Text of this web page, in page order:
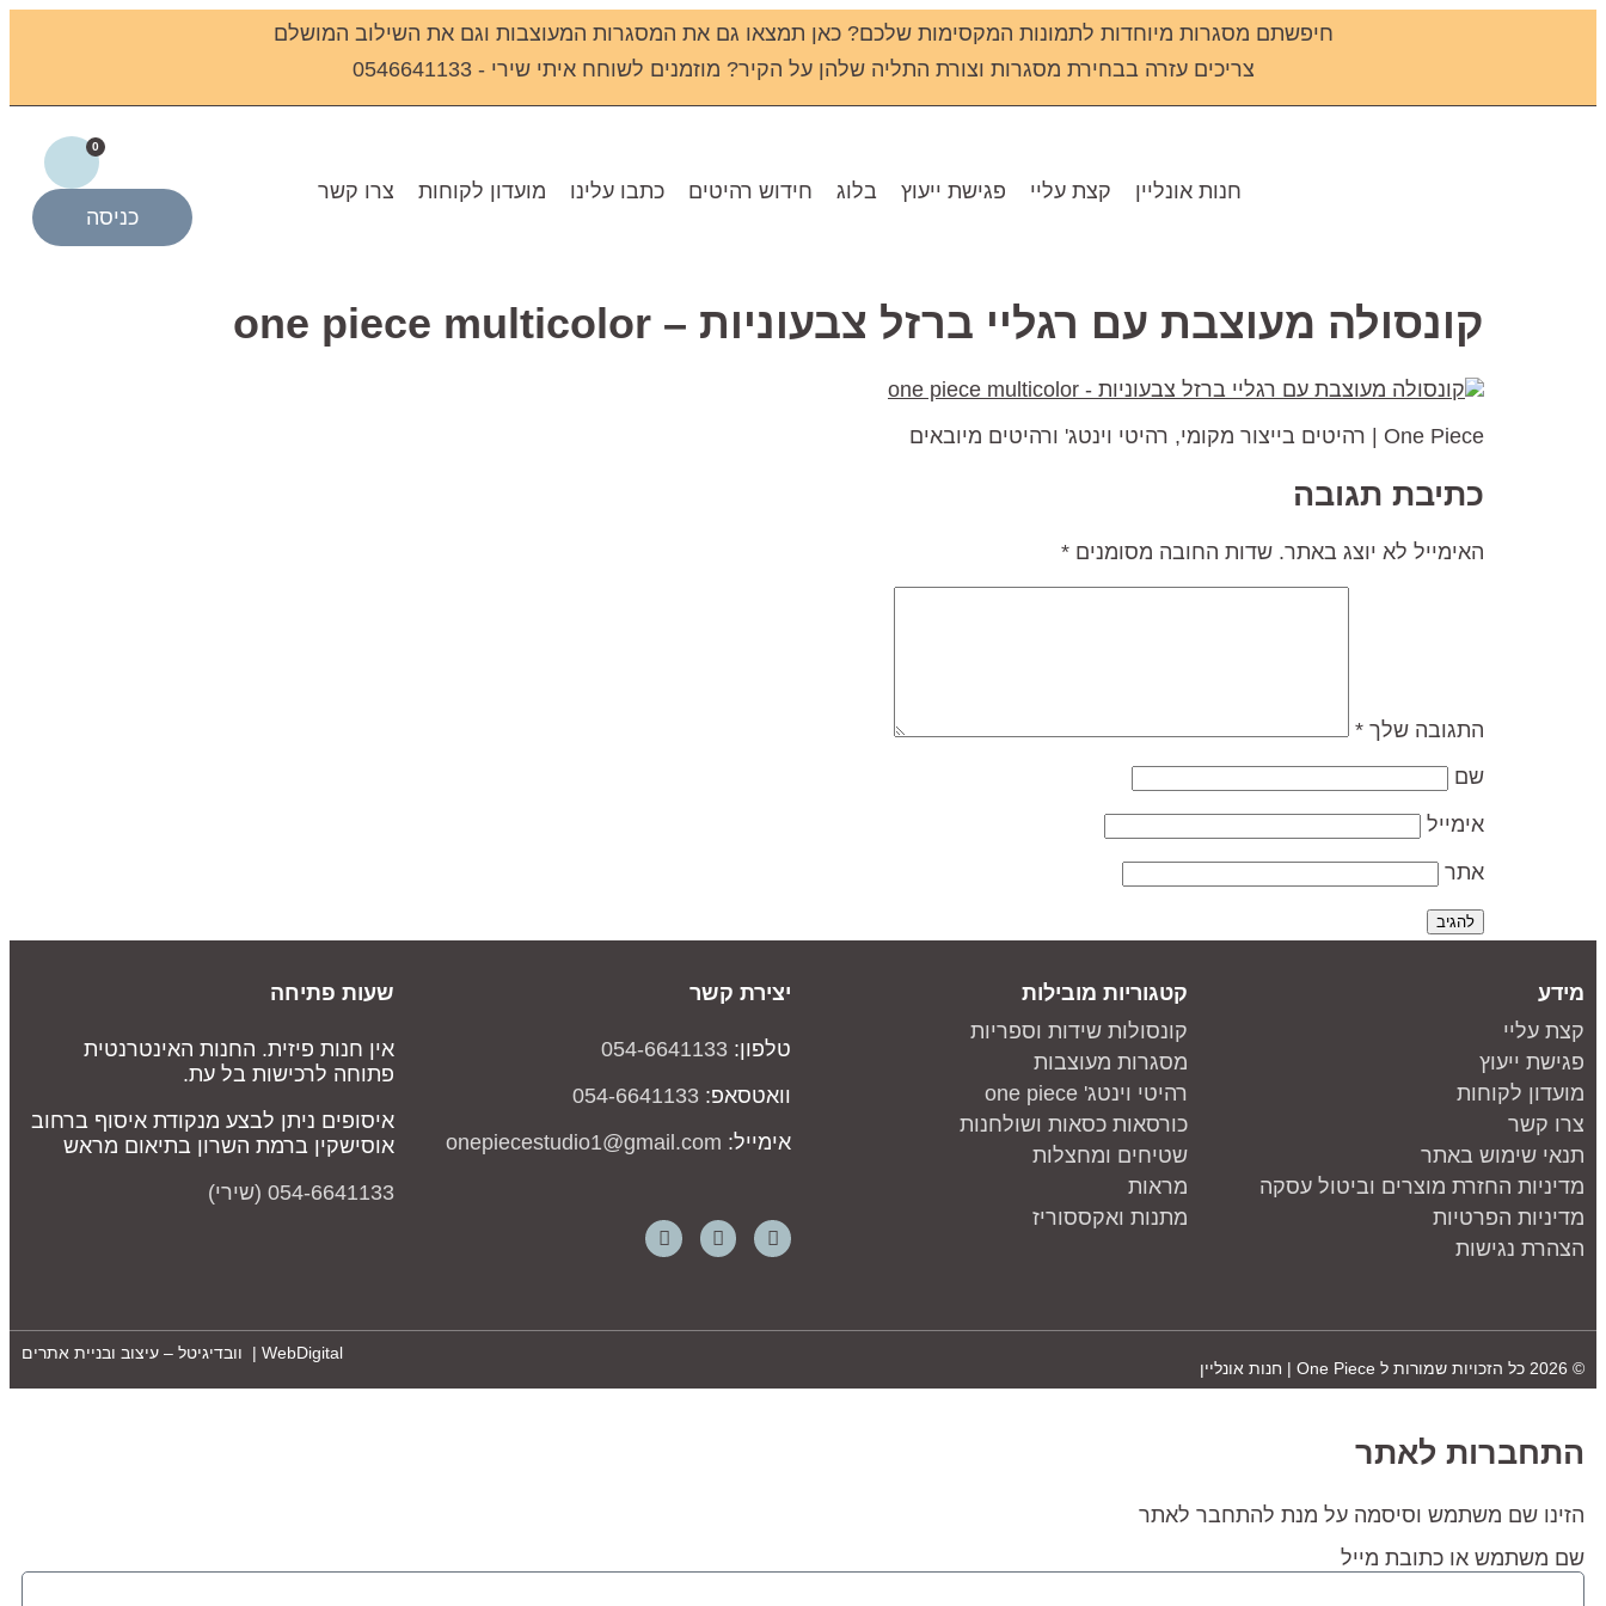
חיפשתם מסגרות מיוחדות לתמונות המקסימות שלכם? כאן תמצאו גם את המסגרות המעוצבות וגם את השילוב המושלם
צריכים עזרה בבחירת מסגרות וצורת התליה שלהן על הקיר? מוזמנים לשוחח איתי שירי - 0546641133
חנות אונליין קצת עליי פגישת ייעוץ בלוג חידוש רהיטים כתבו עלינו מועדון לקוחות צרו קשר
0
כניסה
קונסולה מעוצבת עם רגליי ברזל צבעוניות – one piece multicolor
One Piece | רהיטים בייצור מקומי, רהיטי וינטג' ורהיטים מיובאים
כתיבת תגובה
האימייל לא יוצג באתר. שדות החובה מסומנים *
התגובה שלך *
שם
אימייל
אתר
מידע
קצת עליי
פגישת ייעוץ
מועדון לקוחות
צרו קשר
תנאי שימוש באתר
מדיניות החזרת מוצרים וביטול עסקה
מדיניות הפרטיות
הצהרת נגישות
קטגוריות מובילות
קונסולות שידות וספריות
מסגרות מעוצבות
רהיטי וינטג' one piece
כורסאות כסאות ושולחנות
שטיחים ומחצלות
מראות
מתנות ואקססוריז
יצירת קשר
טלפון: 054-6641133
וואטסאפ: 054-6641133
אימייל: onepiecestudio1@gmail.com
שעות פתיחה
אין חנות פיזית. החנות האינטרנטית
פתוחה לרכישות בל עת.
איסופים ניתן לבצע מנקודת איסוף ברחוב
אוסישקין ברמת השרון בתיאום מראש
054-6641133 (שירי)
© 2026 כל הזכויות שמורות ל One Piece | חנות אונליין
WebDigital | וובדיגיטל – עיצוב ובניית אתרים
התחברות לאתר
הזינו שם משתמש וסיסמה על מנת להתחבר לאתר
שם משתמש או כתובת מייל